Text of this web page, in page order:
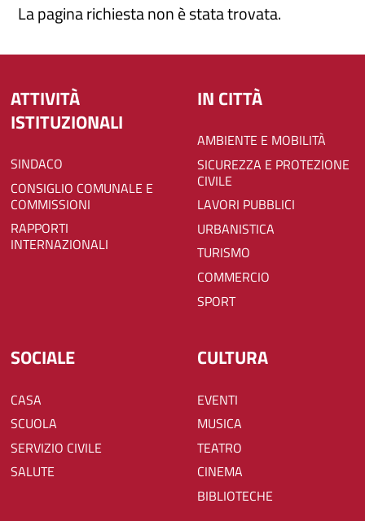
La pagina richiesta non è stata trovata.
ATTIVITÀ
ISTITUZIONALI
SINDACO
CONSIGLIO COMUNALE E
COMMISSIONI
RAPPORTI
INTERNAZIONALI
IN CITTÀ
AMBIENTE E MOBILITÀ
SICUREZZA E PROTEZIONE
CIVILE
LAVORI PUBBLICI
URBANISTICA
TURISMO
COMMERCIO
SPORT
SOCIALE
CASA
SCUOLA
SERVIZIO CIVILE
SALUTE
CULTURA
EVENTI
MUSICA
TEATRO
CINEMA
BIBLIOTECHE